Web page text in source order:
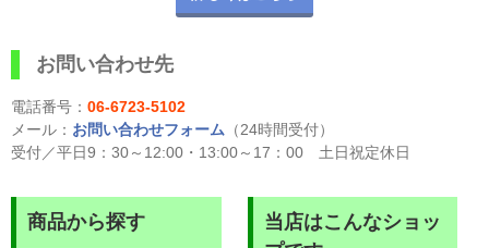
お問い合わせ先
電話番号： 06-6723-5102
メール： お問い合わせフォーム （24時間受付）
受付／平日9：30～12:00・13:00～17：00 土日祝定休日
商品から探す
当店はこんなショッ